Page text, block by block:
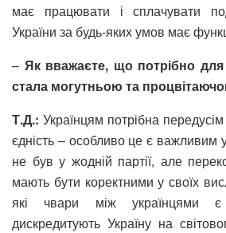
має працювати і сплачувати
України за будь-яких умов має
– Як вважаєте, що потрібно
стала могутньою та
Т.Д.: Українцям потрібна
єдність – особливо це є важливим
не був у жодній партії, але
мають бути коректними у своїх
які чвари між українцями є
дискредитують Україну на